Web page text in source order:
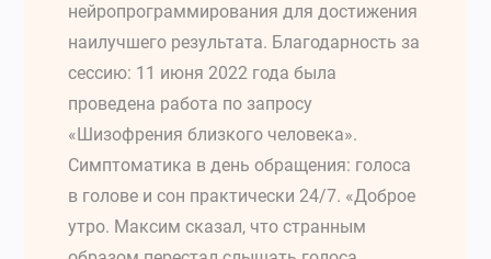
нейропрограммирования для достижения
наилучшего результата. Благодарность за
сессию: 11 июня 2022 года была
проведена работа по запросу
«Шизофрения близкого человека».
Симптоматика в день обращения: голоса
в голове и сон практически 24/7. «Доброе
утро. Максим сказал, что странным